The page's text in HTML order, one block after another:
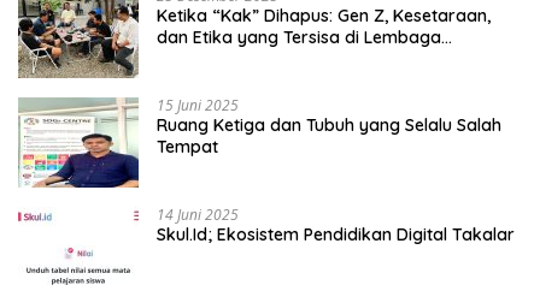
Ketika “Kak” Dihapus: Gen Z, Kesetaraan,
dan Etika yang Tersisa di Lembaga
15 Juni 2025
Ruang Ketiga dan Tubuh yang Selalu Salah
Tempat
14 Juni 2025
Skul.Id; Ekosistem Pendidikan Digital Takalar